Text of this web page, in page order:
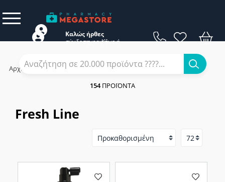
Καλώς ήρθες
Κάνε
σύνδεση ή
εγγραφή
Αρχική / Εταιρίες
Fresh Line
154ΠΡΟΪΌΝΤΑ
Fresh Line